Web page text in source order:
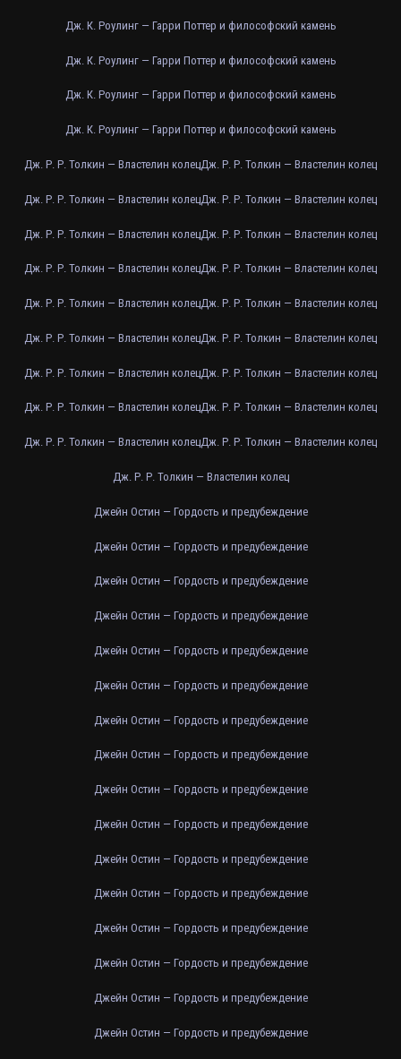
Дж. К. Роулинг — Гарри Поттер и философский камень
Дж. К. Роулинг — Гарри Поттер и философский камень
Дж. К. Роулинг — Гарри Поттер и философский камень
Дж. К. Роулинг — Гарри Поттер и философский камень
Дж. Р. Р. Толкин — Властелин колецДж. Р. Р. Толкин — Властелин колец
Дж. Р. Р. Толкин — Властелин колецДж. Р. Р. Толкин — Властелин колец
Дж. Р. Р. Толкин — Властелин колецДж. Р. Р. Толкин — Властелин колец
Дж. Р. Р. Толкин — Властелин колецДж. Р. Р. Толкин — Властелин колец
Дж. Р. Р. Толкин — Властелин колецДж. Р. Р. Толкин — Властелин колец
Дж. Р. Р. Толкин — Властелин колецДж. Р. Р. Толкин — Властелин колец
Дж. Р. Р. Толкин — Властелин колецДж. Р. Р. Толкин — Властелин колец
Дж. Р. Р. Толкин — Властелин колецДж. Р. Р. Толкин — Властелин колец
Дж. Р. Р. Толкин — Властелин колецДж. Р. Р. Толкин — Властелин колец
Дж. Р. Р. Толкин — Властелин колец
Джейн Остин — Гордость и предубеждение
Джейн Остин — Гордость и предубеждение
Джейн Остин — Гордость и предубеждение
Джейн Остин — Гордость и предубеждение
Джейн Остин — Гордость и предубеждение
Джейн Остин — Гордость и предубеждение
Джейн Остин — Гордость и предубеждение
Джейн Остин — Гордость и предубеждение
Джейн Остин — Гордость и предубеждение
Джейн Остин — Гордость и предубеждение
Джейн Остин — Гордость и предубеждение
Джейн Остин — Гордость и предубеждение
Джейн Остин — Гордость и предубеждение
Джейн Остин — Гордость и предубеждение
Джейн Остин — Гордость и предубеждение
Джейн Остин — Гордость и предубеждение